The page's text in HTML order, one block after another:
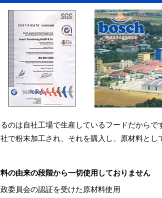
のは自社工場で生産しているフードだからで
で粉末加工され、それを購入し、原材料とし
の由来の段階から一切使用しておりません
委員会の認証を受けた原材料使用